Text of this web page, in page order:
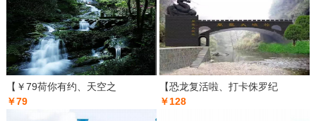
【￥79荷你有约、天空之
￥79
【恐龙复活啦、打卡侏罗纪
￥128